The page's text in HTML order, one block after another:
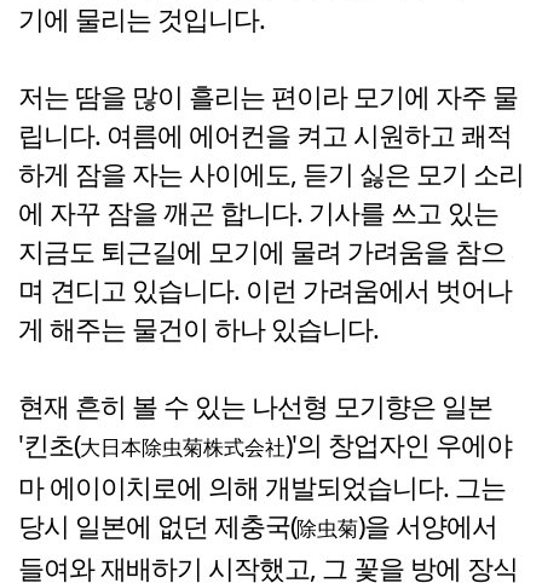
기에 물리는 것입니다.
저는 땀을 많이 흘리는 편이라 모기에 자주 물
립니다. 여름에 에어컨을 켜고 시원하고 쾌적
하게 잠을 자는 사이에도, 듣기 싫은 모기 소리
에 자꾸 잠을 깨곤 합니다. 기사를 쓰고 있는
지금도 퇴근길에 모기에 물려 가려움을 참으
며 견디고 있습니다. 이런 가려움에서 벗어나
게 해주는 물건이 하나 있습니다.
현재 흔히 볼 수 있는 나선형 모기향은 일본
'킨초(大日本除虫菊株式会社)'의 창업자인 우에야
마 에이이치로에 의해 개발되었습니다. 그는
당시 일본에 없던 제충국(除虫菊)을 서양에서
들여와 재배하기 시작했고, 그 꽃을 방에 장식